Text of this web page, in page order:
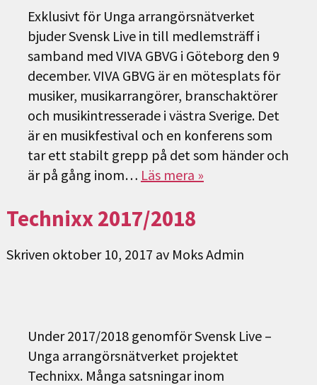
Exklusivt för Unga arrangörsnätverket
bjuder Svensk Live in till medlemsträff i
samband med VIVA GBVG i Göteborg den 9
december. VIVA GBVG är en mötesplats för
musiker, musikarrangörer, branschaktörer
och musikintresserade i västra Sverige. Det
är en musikfestival och en konferens som
tar ett stabilt grepp på det som händer och
är på gång inom… Läs mera »
Technixx 2017/2018
Skriven oktober 10, 2017 av Moks Admin
Under 2017/2018 genomför Svensk Live –
Unga arrangörsnätverket projektet
Technixx. Många satsningar inom